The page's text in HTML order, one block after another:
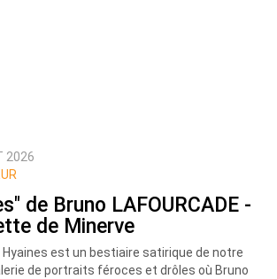
2026
de Bruno LAFOURCADE -
de Minerve
Hyaines est un bestiaire satirique de notre
de portraits féroces et drôles où Bruno